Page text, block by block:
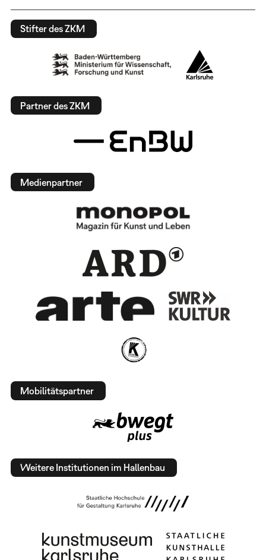
Stifter des ZKM
Partner des ZKM
Medienpartner
Mobilitätspartner
Weitere Institutionen im Hallenbau